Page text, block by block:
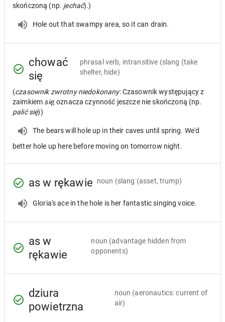
skończoną (np. jechać).)
Hole out that swampy area, so it can drain.
chować
się
phrasal verb, intransitive (slang (take
shelter, hide)
(czasownik zwrotny niedokonany: Czasownik występujący z
zaimkiem się; oznacza czynność jeszcze nie skończoną (np.
palić się))
The bears will hole up in their caves until spring. We'd
better hole up here before moving on tomorrow night.
as w rękawie noun (slang (asset, trump)
Gloria's ace in the hole is her fantastic singing voice.
as w
rękawie
noun (advantage hidden from
opponents)
dziura
powietrzna
noun (aeronautics: current of
air)